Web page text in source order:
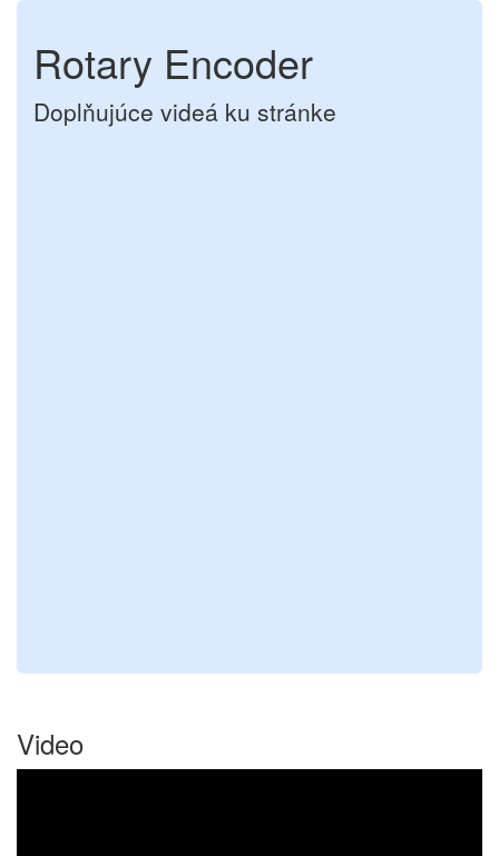
Rotary Encoder
Doplňujúce videá ku stránke
Video